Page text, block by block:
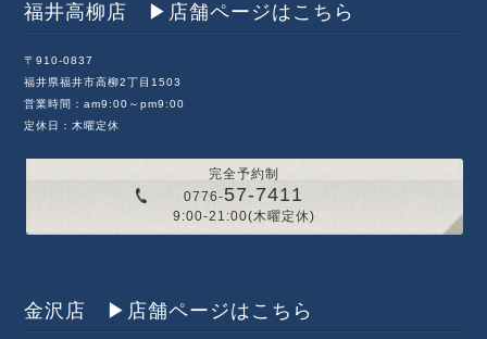
福井高柳店 ▶︎店舗ページはこちら
〒910-0837
福井県福井市高柳2丁目1503
営業時間：am9:00～pm9:00
定休日：木曜定休
完全予約制
0776-57-7411
9:00-21:00(木曜定休)
金沢店 ▶︎店舗ページはこちら